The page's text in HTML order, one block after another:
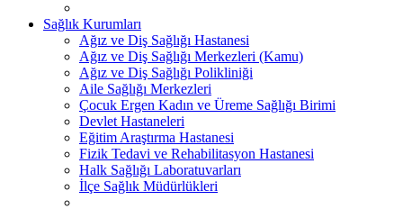
Sağlık Kurumları
Ağız ve Diş Sağlığı Hastanesi
Ağız ve Diş Sağlığı Merkezleri (Kamu)
Ağız ve Diş Sağlığı Polikliniği
Aile Sağlığı Merkezleri
Çocuk Ergen Kadın ve Üreme Sağlığı Birimi
Devlet Hastaneleri
Eğitim Araştırma Hastanesi
Fizik Tedavi ve Rehabilitasyon Hastanesi
Halk Sağlığı Laboratuvarları
İlçe Sağlık Müdürlükleri